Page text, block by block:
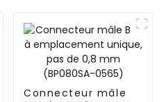
Connecteur mâle